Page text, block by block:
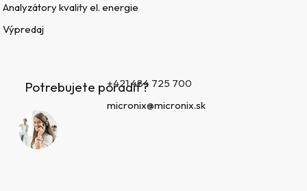
Analyzátory kvality el. energie
Výpredaj
Potrebujete poradiť?+421 484 725 700
micronix@micronix.sk